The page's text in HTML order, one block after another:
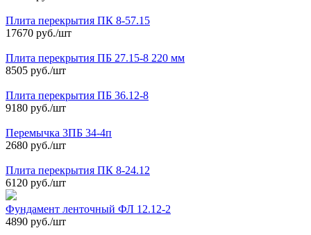
Плита перекрытия ПК 8-57.15
17670 руб./шт
Плита перекрытия ПБ 27.15-8 220 мм
8505 руб./шт
Плита перекрытия ПБ 36.12-8
9180 руб./шт
Перемычка 3ПБ 34-4п
2680 руб./шт
Плита перекрытия ПК 8-24.12
6120 руб./шт
Фундамент ленточный ФЛ 12.12-2
4890 руб./шт